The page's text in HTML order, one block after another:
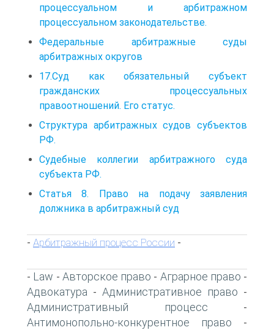
процессуальном и арбитражном
процессуальном законодательстве.
Федеральные арбитражные суды
арбитражных округов
17.Суд как обязательный субъект
гражданских процессуальных
правоотношений. Его статус.
Структура арбитражных судов субъектов
РФ.
Судебные коллегии арбитражного суда
субъекта РФ.
Статья 8. Право на подачу заявления
должника в арбитражный суд
- Арбитражный процесс России -
- Law - Авторское право - Аграрное право -
Адвокатура - Административное право -
Административный процесс -
Антимонопольно-конкурентное право -